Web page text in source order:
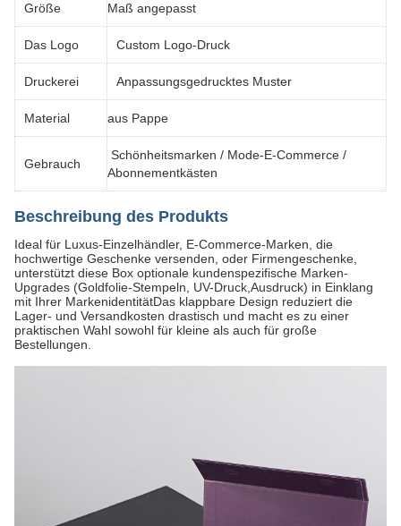
Größe Maß angepasst
Das Logo Custom Logo-Druck
Druckerei Anpassungsgedrucktes Muster
Material aus Pappe
Gebrauch
Schönheitsmarken / Mode-E-Commerce /
Abonnementkästen
Beschreibung des Produkts
Ideal für Luxus-Einzelhändler, E-Commerce-Marken, die
hochwertige Geschenke versenden, oder Firmengeschenke,
unterstützt diese Box optionale kundenspezifische Marken-
Upgrades (Goldfolie-Stempeln, UV-Druck,Ausdruck) in Einklang
mit Ihrer MarkenidentitätDas klappbare Design reduziert die
Lager- und Versandkosten drastisch und macht es zu einer
praktischen Wahl sowohl für kleine als auch für große
Bestellungen.